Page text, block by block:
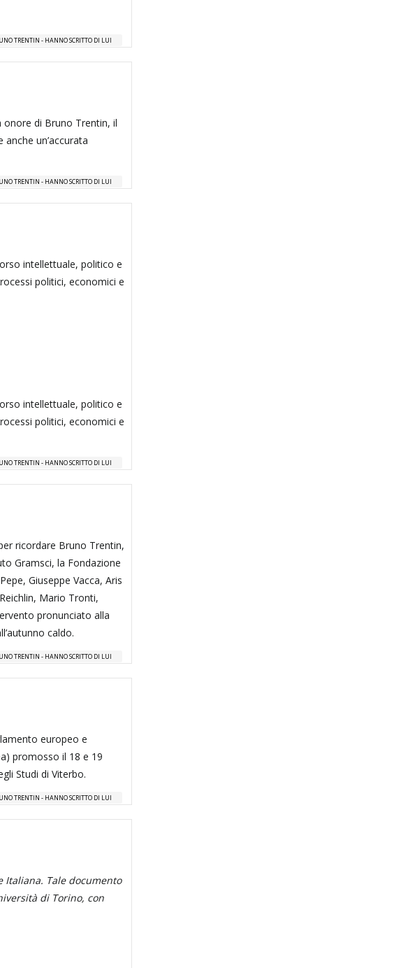
TRENTIN - HANNO SCRITTO DI LUI
di Bruno Trentin, il
un’accurata
TRENTIN - HANNO SCRITTO DI LUI
intellettuale, politico e
politici, economici e
intellettuale, politico e
politici, economici e
TRENTIN - HANNO SCRITTO DI LUI
ricordare Bruno Trentin,
Gramsci, la Fondazione
Giuseppe Vacca, Aris
Mario Tronti,
pronunciato alla
caldo.
TRENTIN - HANNO SCRITTO DI LUI
europeo e
promosso il 18 e 19
Studi di Viterbo.
TRENTIN - HANNO SCRITTO DI LUI
Italiana. Tale documento
di Torino, con